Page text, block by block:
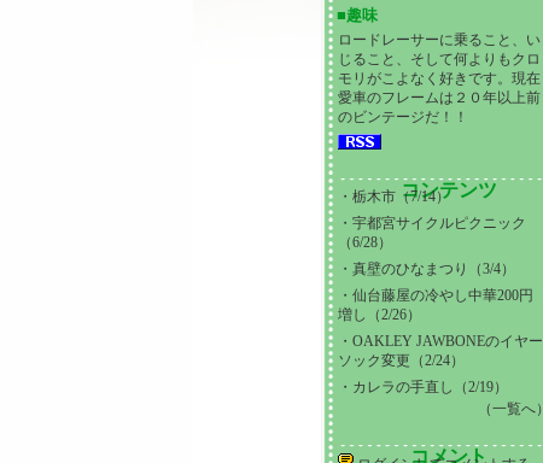
■趣味
ロードレーサーに乗ること、い
じること、そして何よりもクロ
モリがこよなく好きです。現在
愛車のフレームは２０年以上前
のビンテージだ！！
コンテンツ
・栃木市（7/14）
・宇都宮サイクルピクニック
（6/28）
・真壁のひなまつり（3/4）
・仙台藤屋の冷やし中華200円
増し（2/26）
・OAKLEY JAWBONEのイヤー
ソック変更（2/24）
・ カレラの手直し（2/19）
（一覧へ）
コメント